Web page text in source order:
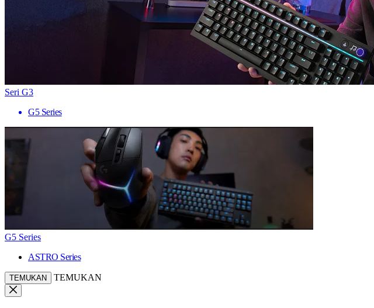
Seri G3
G5 Series
G5 Series
ASTRO Series
TEMUKAN TEMUKAN